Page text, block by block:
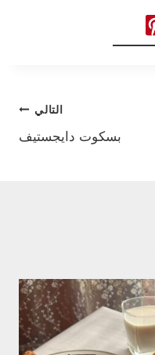
التالي
بسكوت دايجستيف